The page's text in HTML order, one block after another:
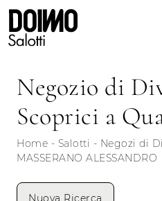
Negozio di
Scoprici a
Home - Salotti - Negozi di
MASSERANO ALESSANDRO
Nuova Ricerca